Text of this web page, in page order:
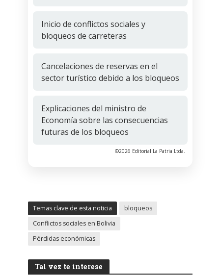
Inicio de conflictos sociales y
bloqueos de carreteras
Cancelaciones de reservas en el
sector turístico debido a los bloqueos
Explicaciones del ministro de
Economía sobre las consecuencias
futuras de los bloqueos
©2026 Editorial La Patria Ltda.
Temas clave de esta noticia
bloqueos
Conflictos sociales en Bolivia
Pérdidas económicas
Tal vez te interese